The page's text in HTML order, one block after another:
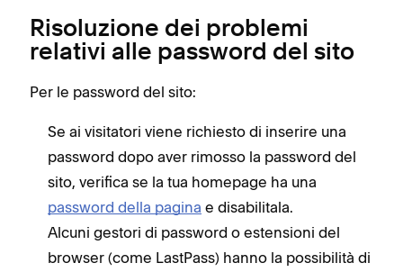
Risoluzione dei problemi
relativi alle password del sito
Per le password del sito:
Se ai visitatori viene richiesto di inserire una
password dopo aver rimosso la password del
sito, verifica se la tua homepage ha una
password della pagina e disabilitala.
Alcuni gestori di password o estensioni del
browser (come LastPass) hanno la possibilità di